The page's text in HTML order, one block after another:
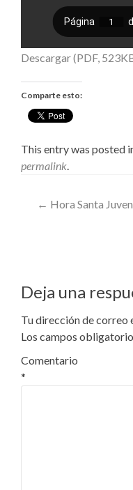
Descargar (PDF,
Comparte esto:
This entry was posted
permalink.
Post
← Hora Santa
Deja una
Tu dirección de correo
Los campos
Comentario
*